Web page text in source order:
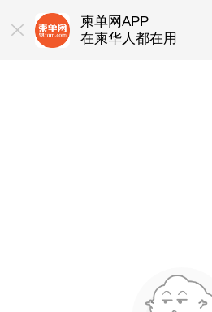
柬单网APP
在柬华人都在用